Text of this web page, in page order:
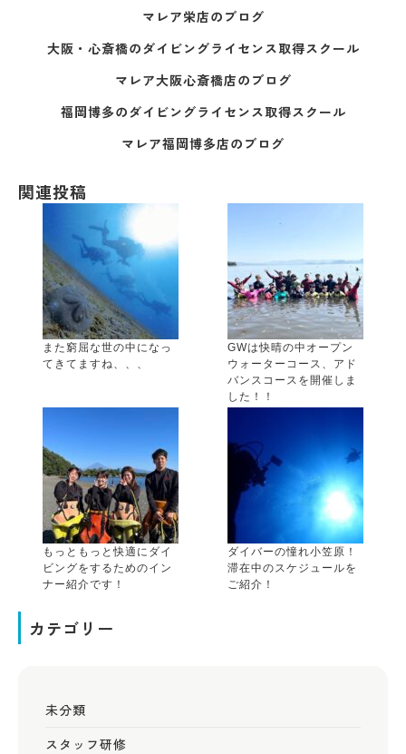
マレア栄店のブログ
大阪・心斎橋のダイビングライセンス取得スクール
マレア大阪心斎橋店のブログ
福岡博多のダイビングライセンス取得スクール
マレア福岡博多店のブログ
関連投稿
また窮屈な世の中になっ
てきてますね、、、
GWは快晴の中オープン
ウォーターコース、アド
バンスコースを開催しま
した！！
もっともっと快適にダイ
ビングをするためのイン
ナー紹介です！
ダイバーの憧れ小笠原！
滞在中のスケジュールを
ご紹介！
カテゴリー
未分類
スタッフ研修